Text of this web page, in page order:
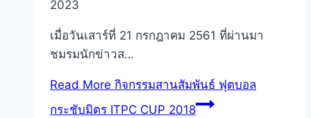
2023
เมื่อวันเสาร์ที่ 21 กรกฎาคม 2561 ที่ผ่านมา
ชมรมนักข่าวส…
Read More กิจกรรมสานสัมพันธ์ ฟุตบอล
กระชับมิตร ITPC CUP 2018